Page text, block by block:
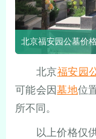
北京福安园公墓价
北京福安园
可能会因墓地位
所不同。
以上价格仅供